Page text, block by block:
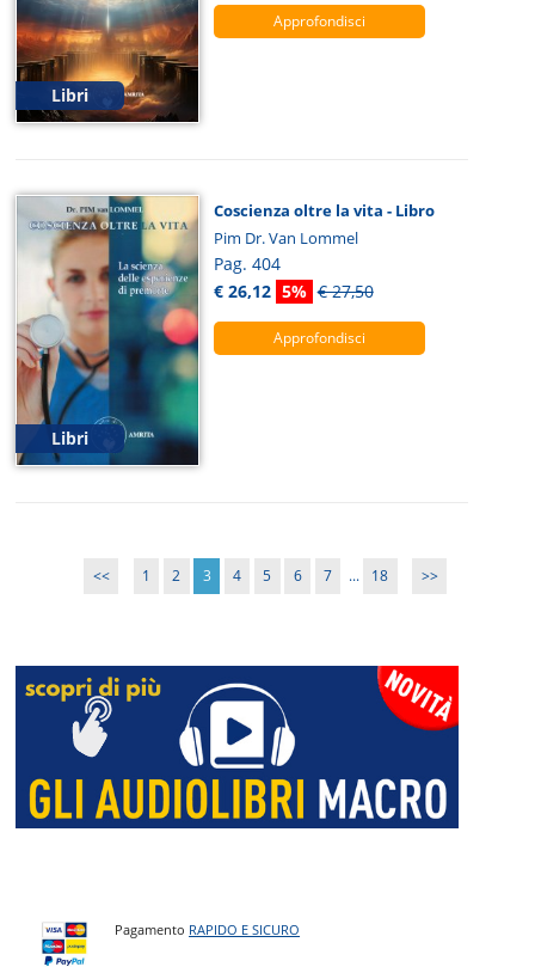
Libri
Approfondisci
Libri
Coscienza oltre la vita - Libro
Pim Dr. Van Lommel
Pag. 404
€ 26,12 5% € 27,50
Approfondisci
<< 1 2 3 4 5 6 7 ... 18 >>
Pagamento RAPIDO E SICURO